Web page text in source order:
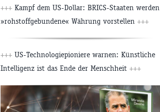
+++ Kampf dem US-Dollar: BRICS-Staaten werden
»rohstoffgebundene« Währung vorstellen +++
+++ US-Technologiepioniere warnen: Künstliche
Intelligenz ist das Ende der Menschheit +++